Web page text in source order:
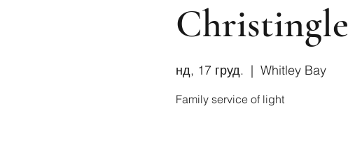
Christingle
нд, 17 груд.
  |
Whitley Bay
Family service of light